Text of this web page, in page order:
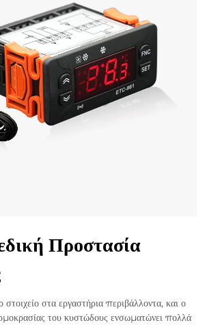
Προστασία
στοιχείο στα εργαστήρια περιβάλλοντα, και ο
του κυστώδους ενσωματώνει πολλά